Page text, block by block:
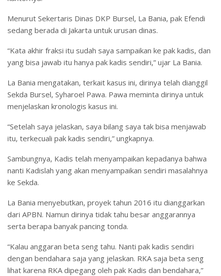
Menurut Sekertaris Dinas DKP Bursel, La Bania, pak Efendi
sedang berada di Jakarta untuk urusan dinas.
“Kata akhir fraksi itu sudah saya sampaikan ke pak kadis, dan
yang bisa jawab itu hanya pak kadis sendiri,” ujar La Bania.
La Bania mengatakan, terkait kasus ini, dirinya telah dianggil
Sekda Bursel, Syharoel Pawa. Pawa meminta dirinya untuk
menjelaskan kronologis kasus ini.
“Setelah saya jelaskan, saya bilang saya tak bisa menjawab
itu, terkecuali pak kadis sendiri,” ungkapnya.
Sambungnya, Kadis telah menyampaikan kepadanya bahwa
nanti Kadislah yang akan menyampaikan sendiri masalahnya
ke Sekda.
La Bania menyebutkan, proyek tahun 2016 itu dianggarkan
dari APBN. Namun dirinya tidak tahu besar anggarannya
serta berapa banyak pancing tonda.
“Kalau anggaran beta seng tahu. Nanti pak kadis sendiri
dengan bendahara saja yang jelaskan. RKA saja beta seng
lihat karena RKA dipegang oleh pak Kadis dan bendahara,”